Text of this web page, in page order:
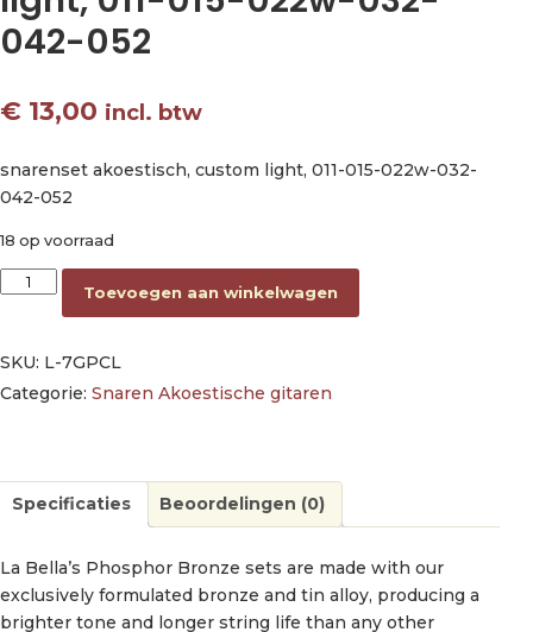
042-052
€ 13,00 incl. btw
snarenset akoestisch, custom light, 011-015-022w-032-
042-052
18 op voorraad
string set acoustic custom light, 011-015-022w-032-042-052
Toevoegen aan winkelwagen
SKU: L-7GPCL
Categorie: Snaren Akoestische gitaren
Specificaties Beoordelingen (0)
La Bella’s Phosphor Bronze sets are made with our
exclusively formulated bronze and tin alloy, producing a
brighter tone and longer string life than any other